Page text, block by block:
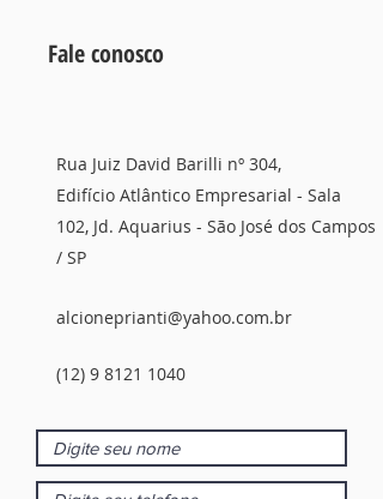
Fale conosco
Rua Juiz David Barilli nº 304,
Edifício Atlântico Empresarial - Sala
102, Jd. Aquarius - São José dos Campos
/ SP
alcioneprianti@yahoo.com.br
(12) 9 8121 1040